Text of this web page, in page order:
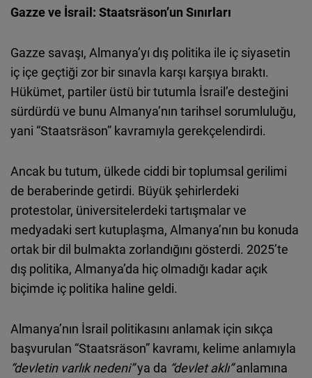
Gazze ve İsrail: Staatsräson’un Sınırları
Gazze savaşı, Almanya’yı dış politika ile iç siyasetin
iç içe geçtiği zor bir sınavla karşı karşıya bıraktı.
Hükümet, partiler üstü bir tutumla İsrail’e desteğini
sürdürdü ve bunu Almanya’nın tarihsel sorumluluğu,
yani “Staatsräson” kavramıyla gerekçelendirdi.
Ancak bu tutum, ülkede ciddi bir toplumsal gerilimi
de beraberinde getirdi. Büyük şehirlerdeki
protestolar, üniversitelerdeki tartışmalar ve
medyadaki sert kutuplaşma, Almanya’nın bu konuda
ortak bir dil bulmakta zorlandığını gösterdi. 2025’te
dış politika, Almanya’da hiç olmadığı kadar açık
biçimde iç politika haline geldi.
Almanya’nın İsrail politikasını anlamak için sıkça
başvurulan “Staatsräson” kavramı, kelime anlamıyla
“devletin varlık nedeni”ya da “devlet aklı”anlamına